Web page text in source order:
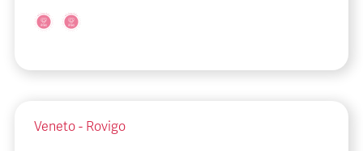
Veneto - Rovigo